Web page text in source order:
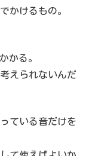
かけるもの。
かる。
えられないんだ
ている音だけを